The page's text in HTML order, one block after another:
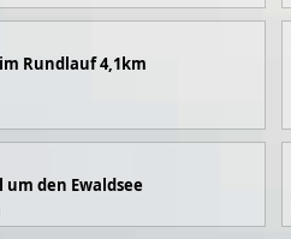
Rundlauf 4,1km
um den Ewaldsee